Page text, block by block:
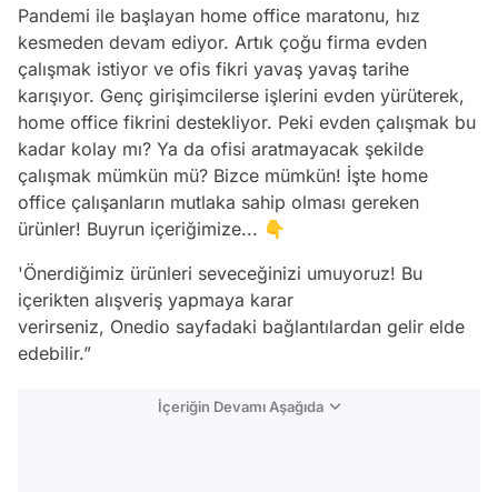
Pandemi ile başlayan home office maratonu, hız
kesmeden devam ediyor. Artık çoğu firma evden
çalışmak istiyor ve ofis fikri yavaş yavaş tarihe
karışıyor. Genç girişimcilerse işlerini evden yürüterek,
home office fikrini destekliyor. Peki evden çalışmak bu
kadar kolay mı? Ya da ofisi aratmayacak şekilde
çalışmak mümkün mü? Bizce mümkün! İşte home
office çalışanların mutlaka sahip olması gereken
ürünler! Buyrun içeriğimize... 👇
'Önerdiğimiz ürünleri seveceğinizi umuyoruz! Bu
içerikten alışveriş yapmaya karar
verirseniz, Onedio sayfadaki bağlantılardan gelir elde
edebilir.”
İçeriğin Devamı Aşağıda